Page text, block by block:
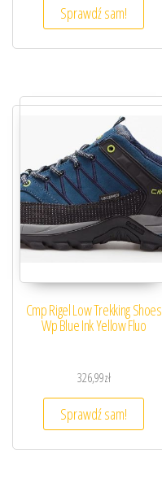
Sprawdź sam!
Cmp Rigel Low Trekking Shoes
Wp Blue Ink Yellow Fluo
326,99zł
Sprawdź sam!